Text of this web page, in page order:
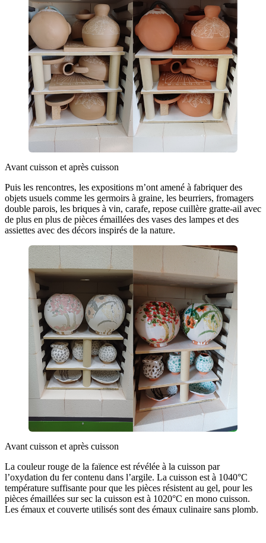
Avant cuisson et après cuisson
Puis les rencontres, les expositions m’ont amené à fabriquer des
objets usuels comme les germoirs à graine, les beurriers, fromagers
double parois, les briques à vin, carafe, repose cuillère gratte-ail avec
de plus en plus de pièces émaillées des vases des lampes et des
assiettes avec des décors inspirés de la nature.
Avant cuisson et après cuisson
La couleur rouge de la faïence est révélée à la cuisson par
l’oxydation du fer contenu dans l’argile. La cuisson est à 1040°C
température suffisante pour que les pièces résistent au gel, pour les
pièces émaillées sur sec la cuisson est à 1020°C en mono cuisson.
Les émaux et couverte utilisés sont des émaux culinaire sans plomb.